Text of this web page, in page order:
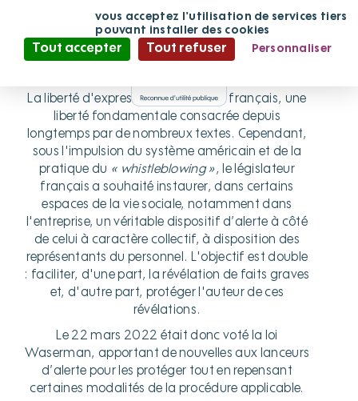
Recueil et traitement des
signalements émis par les
La liberté d'expression est, en droit français, une
liberté fondamentale consacrée depuis
longtemps par de nombreux textes. Cependant,
sous l'impulsion du système américain et de la
pratique du « whistleblowing », le législateur
français a souhaité instaurer, dans certains
espaces de la vie sociale, notamment dans
l'entreprise, un véritable dispositif d’alerte à côté
de celui à caractère collectif, à disposition des
représentants du personnel. L'objectif est double
: faciliter, d'une part, la révélation de faits graves
et, d'autre part, protéger l'auteur de ces
révélations.
Le 22 mars 2022 était donc voté la loi
Waserman, apportant de nouvelles aux lanceurs
d’alerte pour les protéger tout en repensant
certaines modalités de la procédure applicable.
vous acceptez l'utilisation de services tiers
pouvant installer des cookies
Tout accepter Tout refuser
Personnaliser